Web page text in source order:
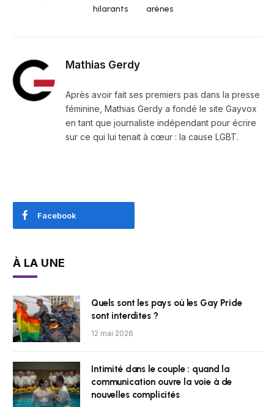
hilarants
arènes
Mathias Gerdy
Après avoir fait ses premiers pas dans la presse
féminine, Mathias Gerdy a fondé le site Gayvox
en tant que journaliste indépendant pour écrire
sur ce qui lui tenait à cœur : la cause LGBT.
Facebook
À LA UNE
Quels sont les pays où les Gay Pride
sont interdites ?
12 mai 2026
Intimité dans le couple : quand la
communication ouvre la voie à de
nouvelles complicités